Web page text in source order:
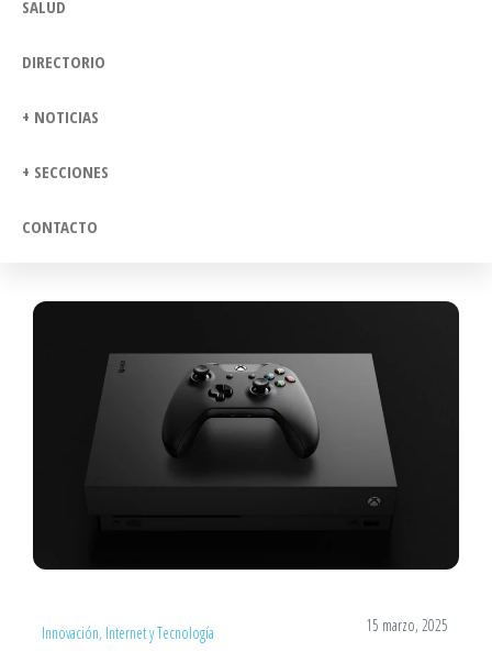
SALUD
DIRECTORIO
+ NOTICIAS
+ SECCIONES
CONTACTO
Innovación, Internet y Tecnología 15 marzo, 2025